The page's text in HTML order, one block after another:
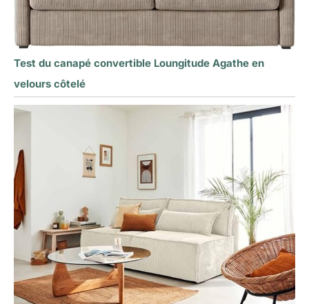
Test du canapé convertible Loungitude Agathe en
velours côtelé